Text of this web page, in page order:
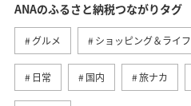
ANAのふるさと納税つながりタグ
グルメ ショッピング＆ライフ
日常 国内 旅ナカ